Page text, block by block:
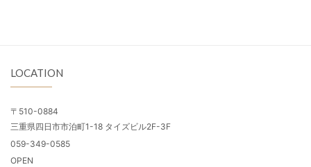
LOCATION
〒510-0884
三重県四日市市泊町1-18 タイズビル2F-3F
059-349-0585
OPEN